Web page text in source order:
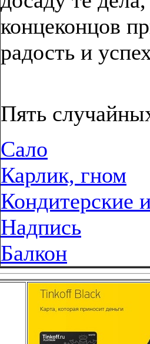
концеконцов
радость и
Пять
Сало
Карлик, гном
Кондитерские
Надпись
Балкон